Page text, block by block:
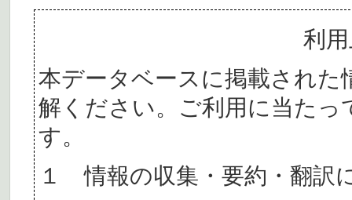
利
本データベースに掲載された
解ください。ご利用に当た
す。
１ 情報の収集・要約・翻訳